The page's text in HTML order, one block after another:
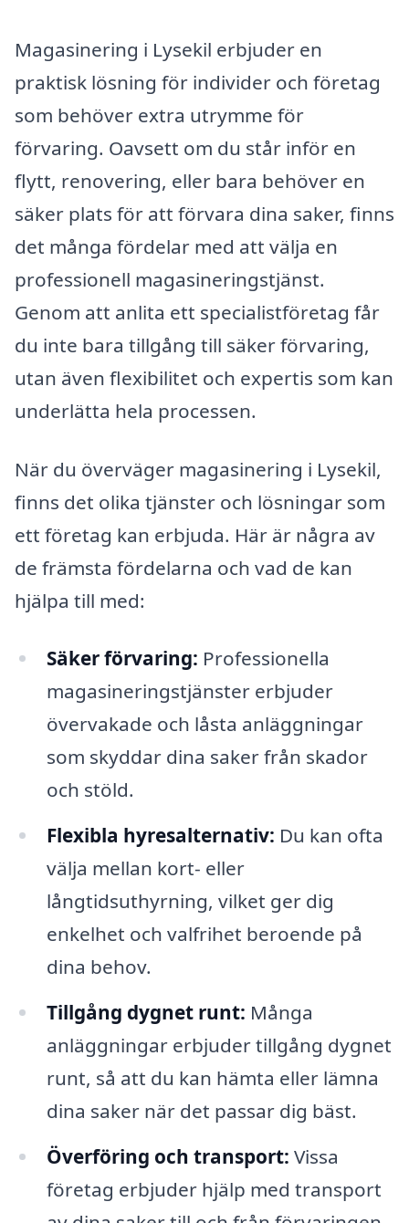
Magasinering i Lysekil erbjuder en
praktisk lösning för individer och företag
som behöver extra utrymme för
förvaring. Oavsett om du står inför en
flytt, renovering, eller bara behöver en
säker plats för att förvara dina saker, finns
det många fördelar med att välja en
professionell magasineringstjänst.
Genom att anlita ett specialistföretag får
du inte bara tillgång till säker förvaring,
utan även flexibilitet och expertis som kan
underlätta hela processen.
När du överväger magasinering i Lysekil,
finns det olika tjänster och lösningar som
ett företag kan erbjuda. Här är några av
de främsta fördelarna och vad de kan
hjälpa till med:
Säker förvaring: Professionella
magasineringstjänster erbjuder
övervakade och låsta anläggningar
som skyddar dina saker från skador
och stöld.
Flexibla hyresalternativ: Du kan ofta
välja mellan kort- eller
långtidsuthyrning, vilket ger dig
enkelhet och valfrihet beroende på
dina behov.
Tillgång dygnet runt: Många
anläggningar erbjuder tillgång dygnet
runt, så att du kan hämta eller lämna
dina saker när det passar dig bäst.
Överföring och transport: Vissa
företag erbjuder hjälp med transport